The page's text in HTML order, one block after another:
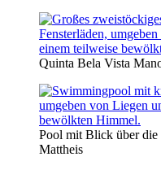
Quinta Bela Vista
Pool mit Blick über
Mattheis